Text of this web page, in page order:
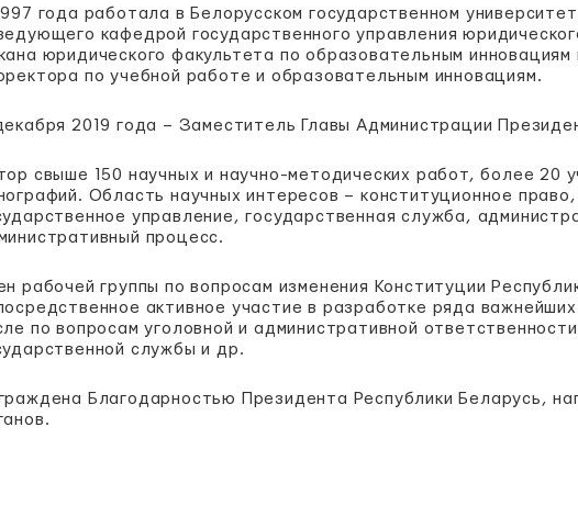
года работала в Белорусском государственном
кафедрой государственного управления
юридического факультета по образовательным
по учебной работе и образовательным инновациям.
2019 года – Заместитель Главы Администрации
свыше 150 научных и научно-методических работ, более 20
Область научных интересов – конституционное
управление, государственная служба,
процесс.
рабочей группы по вопросам изменения Конституции
активное участие в разработке ряда
по вопросам уголовной и административной
службы и др.
Благодарностью Президента Республики Беларусь,